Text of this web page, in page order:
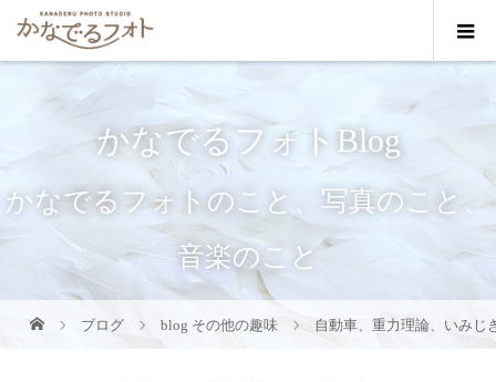
かなでるフォトBlog
かなでるフォトのこと、写真のこと、
音楽のこと
ブログ blog その他の趣味 自動車、重力理論、いみじ